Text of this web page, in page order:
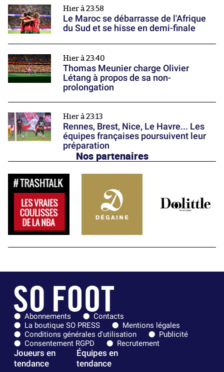
Hier à 23:58
Le Maroc se débarrasse de l'Afrique
du Sud et se hisse en demi-finale
Hier à 23:40
Thomas Meunier charge Olivier
Létang à propos de sa non-
prolongation
Hier à 23:13
Rennes, Brest, Nice, Le Havre... Les
équipes françaises poursuivent leur
préparation
Nos partenaires
Abonnements
Contacts
La boutique SO PRESS
Mentions légales
Conditions générales d'utilisation
Publicité
Consentement RGPD
Recrutement
Joueurs en
tendance
Équipes en
tendance